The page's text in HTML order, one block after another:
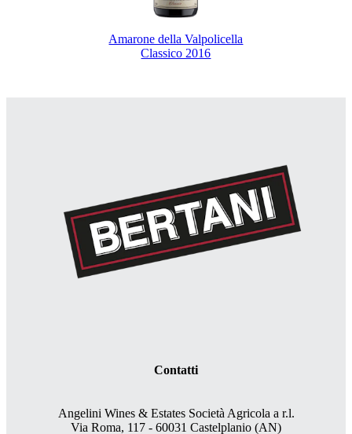
Amarone della Valpolicella
Classico 2016
Contatti
Angelini Wines & Estates Società Agricola a r.l.
Via Roma, 117 - 60031 Castelplanio (AN)